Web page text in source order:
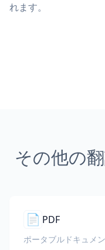
れます。
その他の
📄 PDF
ポータブルドキュメ